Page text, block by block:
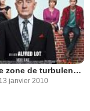
Une petite zone de turbulences
13 janvier 2010